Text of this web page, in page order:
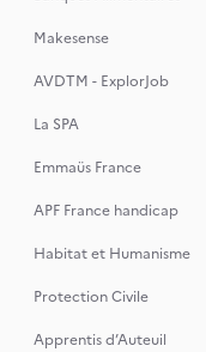
Makesense
AVDTM - ExplorJob
La SPA
Emmaüs France
APF France handicap
Habitat et Humanisme
Protection Civile
Apprentis d’Auteuil